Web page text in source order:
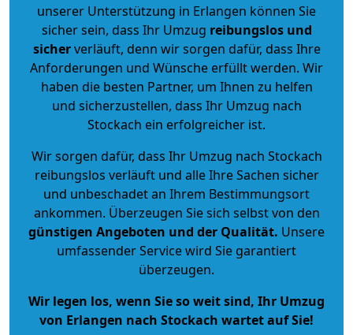
unserer Unterstützung in Erlangen können Sie
sicher sein, dass Ihr Umzug reibungslos und
sicherverläuft, denn wir sorgen dafür, dass Ihre
Anforderungen und Wünsche erfüllt werden. Wir
haben die besten Partner, um Ihnen zu helfen
und sicherzustellen, dass Ihr Umzug nach
Stockach ein erfolgreicher ist.
Wir sorgen dafür, dass Ihr Umzug nach Stockach
reibungslos verläuft und alle Ihre Sachen sicher
und unbeschadet an Ihrem Bestimmungsort
ankommen. Überzeugen Sie sich selbst von den
günstigen Angeboten und der Qualität. Unsere
umfassender Service wird Sie garantiert
überzeugen.
Wir legen los, wenn Sie so weit sind, Ihr Umzug
von Erlangen nach Stockach wartet auf Sie!